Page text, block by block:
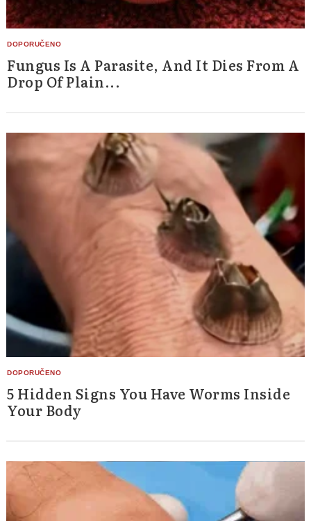
Fungus Is A Parasite, And It Dies From A
Drop Of Plain...
5 Hidden Signs You Have Worms Inside
Your Body